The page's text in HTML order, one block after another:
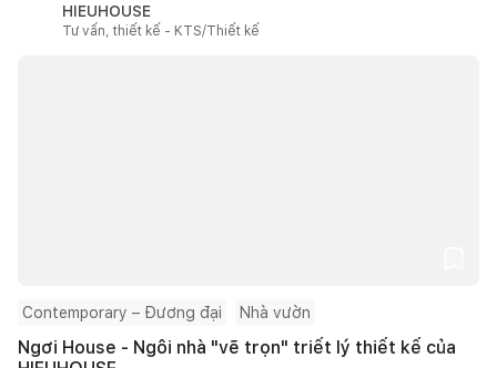
HIEUHOUSE
Tư vấn, thiết kế - KTS/Thiết kế
Contemporary – Đương đại Nhà vườn
Ngơi House - Ngôi nhà "vẽ trọn" triết lý thiết kế của